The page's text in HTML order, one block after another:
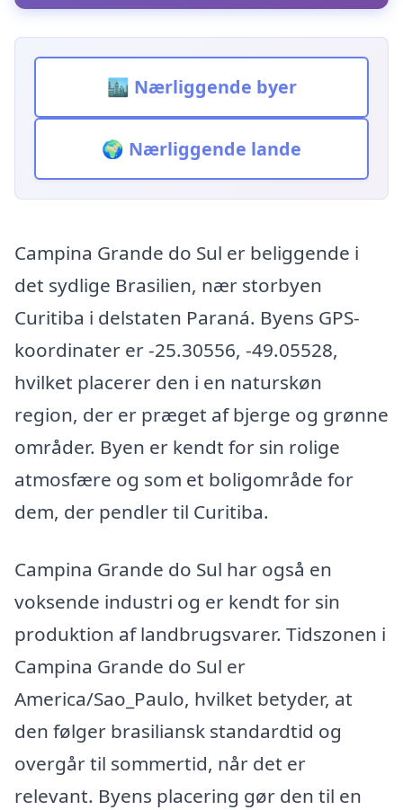
🏙️ Nærliggende byer
🌍 Nærliggende lande
Campina Grande do Sul er beliggende i
det sydlige Brasilien, nær storbyen
Curitiba i delstaten Paraná. Byens GPS-
koordinater er -25.30556, -49.05528,
hvilket placerer den i en naturskøn
region, der er præget af bjerge og grønne
områder. Byen er kendt for sin rolige
atmosfære og som et boligområde for
dem, der pendler til Curitiba.
Campina Grande do Sul har også en
voksende industri og er kendt for sin
produktion af landbrugsvarer. Tidszonen i
Campina Grande do Sul er
America/Sao_Paulo, hvilket betyder, at
den følger brasiliansk standardtid og
overgår til sommertid, når det er
relevant. Byens placering gør den til en